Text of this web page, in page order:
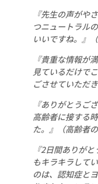
『先生の声がや
つニュートラル
いいですね。』
『貴重な情報が
見ているだけで
ごさせていただ
『ありがとうご
高齢者に接する
た。』（高齢者
『2日間ありが
もキラキラして
のは、認知症と